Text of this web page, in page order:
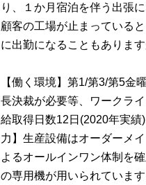
り、１か月宿泊を伴う出張
顧客の工場が止まっている
に出勤になることもありま
【働く環境】第1/第3/第5金
長決裁が必要等、ワークラ
給取得日数12日(2020年実
力】生産設備はオーダーメ
よるオールインワン体制を
の専用機が用いられています